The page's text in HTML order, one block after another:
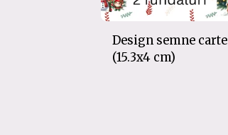
Design semne carte
(15.3x4 cm)